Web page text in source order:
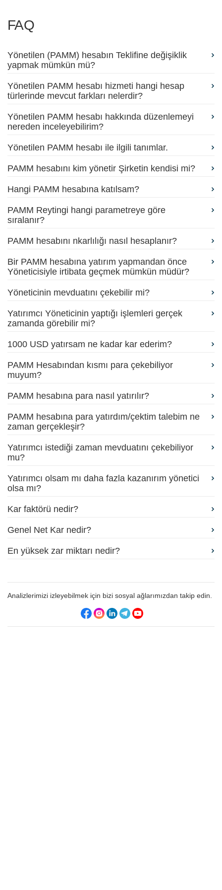
FAQ
Yönetilen (PAMM) hesabın Teklifine değişiklik
yapmak mümkün mü?
Yönetilen PAMM hesabı hizmeti hangi hesap
türlerinde mevcut farkları nelerdir?
Yönetilen PAMM hesabı hakkında düzenlemeyi
nereden inceleyebilirim?
Yönetilen PAMM hesabı ile ilgili tanımlar.
PAMM hesabını kim yönetir Şirketin kendisi mi?
Hangi PAMM hesabına katılsam?
PAMM Reytingi hangi parametreye göre
sıralanır?
PAMM hesabını nkarlılığı nasıl hesaplanır?
Bir PAMM hesabına yatırım yapmandan önce
Yöneticisiyle irtibata geçmek mümkün müdür?
Yöneticinin mevduatını çekebilir mi?
Yatırımcı Yöneticinin yaptığı işlemleri gerçek
zamanda görebilir mi?
1000 USD yatırsam ne kadar kar ederim?
PAMM Hesabından kısmı para çekebiliyor
muyum?
PAMM hesabına para nasıl yatırılır?
PAMM hesabına para yatırdım/çektim talebim ne
zaman gerçekleşir?
Yatırımcı istediği zaman mevduatını çekebiliyor
mu?
Yatırımcı olsam mı daha fazla kazanırım yönetici
olsa mı?
Kar faktörü nedir?
Genel Net Kar nedir?
En yüksek zar miktarı nedir?
Analizlerimizi izleyebilmek için bizi sosyal ağlarımızdan takip edin.